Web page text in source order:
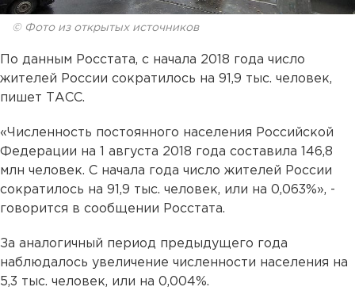
© Фото из открытых источников
По данным Росстата, с начала 2018 года число
жителей России сократилось на 91,9 тыс. человек,
пишет ТАСС.
«Численность постоянного населения Российской
Федерации на 1 августа 2018 года составила 146,8
млн человек. С начала года число жителей России
сократилось на 91,9 тыс. человек, или на 0,063%», -
говорится в сообщении Росстата.
За аналогичный период предыдущего года
наблюдалось увеличение численности населения на
5,3 тыс. человек, или на 0,004%.